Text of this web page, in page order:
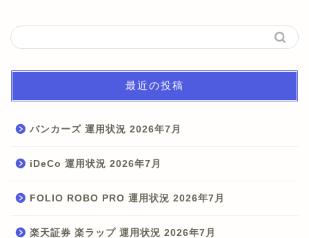
最近の投稿
バンカーズ 運用状況 2026年7月
iDeCo 運用状況 2026年7月
FOLIO ROBO PRO 運用状況 2026年7月
楽天証券 楽ラップ 運用状況 2026年7月